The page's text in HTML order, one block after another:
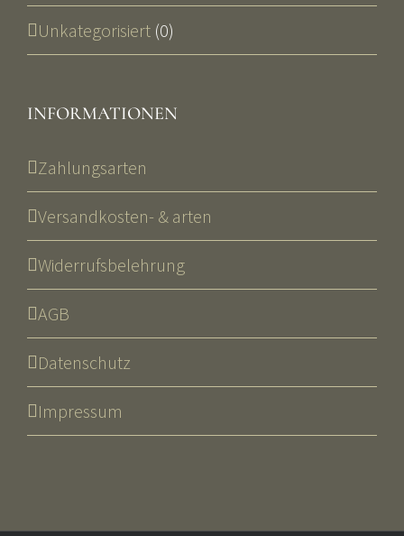
Unkategorisiert (0)
INFORMATIONEN
Zahlungsarten
Versandkosten- & arten
Widerrufsbelehrung
AGB
Datenschutz
Impressum